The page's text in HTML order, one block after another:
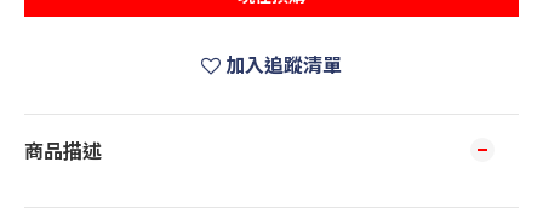
加入追蹤清單
商品描述